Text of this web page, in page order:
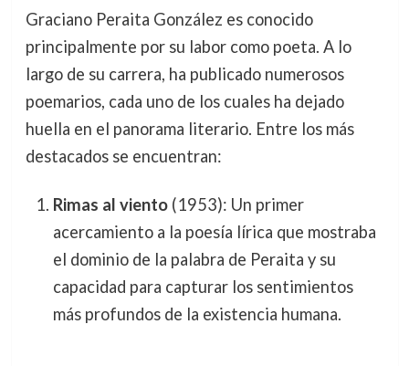
Graciano Peraita González es conocido
principalmente por su labor como poeta. A lo
largo de su carrera, ha publicado numerosos
poemarios, cada uno de los cuales ha dejado
huella en el panorama literario. Entre los más
destacados se encuentran:
Rimas al viento(1953): Un primer
acercamiento a la poesía lírica que mostraba
el dominio de la palabra de Peraita y su
capacidad para capturar los sentimientos
más profundos de la existencia humana.